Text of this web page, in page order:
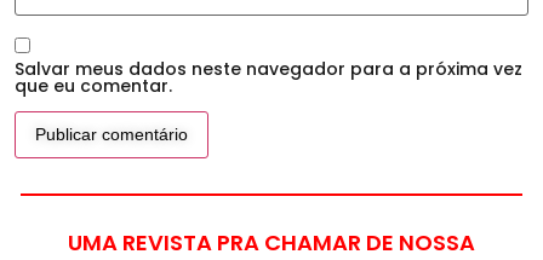
Salvar meus dados neste navegador para a próxima vez
que eu comentar.
UMA REVISTA PRA CHAMAR DE NOSSA